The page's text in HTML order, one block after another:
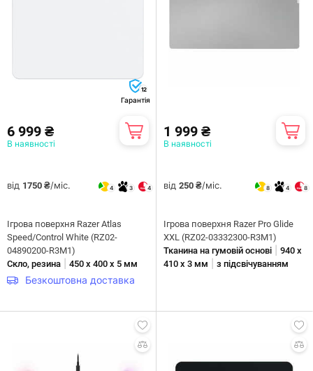
12
Гарантія
6 999 ₴
В наявності
від 1750 ₴/міс. 4 3 4
Ігрова поверхня Razer Atlas
Speed/Control White (RZ02-
04890200-R3M1)
Скло, резина
450 x 400 х 5 мм
Безкоштовна доставка
1 999 ₴
В наявності
від 250 ₴/міс. 8 4 8
Ігрова поверхня Razer Pro Glide
XXL (RZ02-03332300-R3M1)
Тканина на гумовій основі
940 х
410 х 3 мм
з підсвічуванням